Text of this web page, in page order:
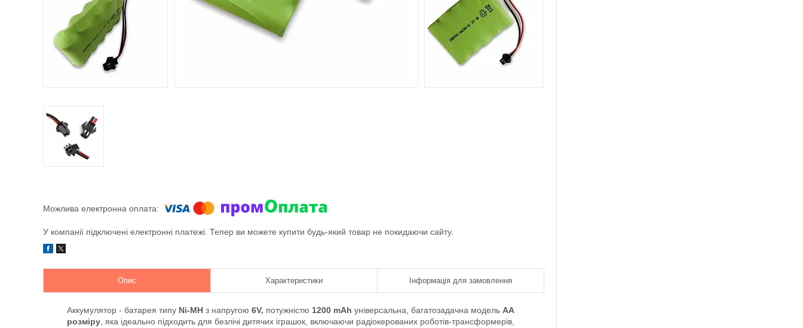
У компанії підключені електронні платежі. Тепер ви можете купити будь-який товар не покидаючи сайту.
Опис Характеристики Інформація для замовлення
Аккумулятор - батарея типу Ni-MH з напругою 6V, потужністю 1200 mAh універсальна, багатозадачна модель AA
розміру , яка ідеально підходить для безлічі дитячих іграшок, включаючи радіокерованих роботів-трансформерів,